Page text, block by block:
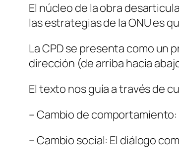
El núcleo de la obra
las estrategias de la ONU es
La CPD se presenta como un
dirección (de arriba hacia
El texto nos guía a través de
– Cambio de
– Cambio social: El diálogo